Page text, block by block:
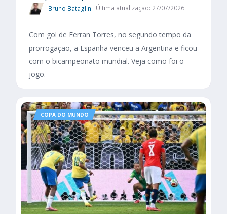
Bruno Bataglin Última atualização: 27/07/2026
Com gol de Ferran Torres, no segundo tempo da
prorrogação, a Espanha venceu a Argentina e ficou
com o bicampeonato mundial. Veja como foi o
jogo.
COPA DO MUNDO